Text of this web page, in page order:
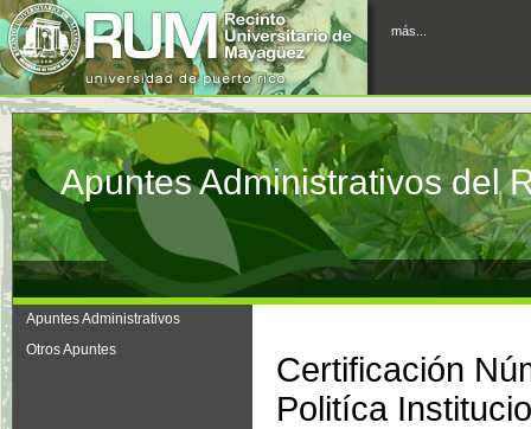
más...
Apuntes Administrativos del
Apuntes Administrativos
Otros Apuntes
Certificación
Politíca